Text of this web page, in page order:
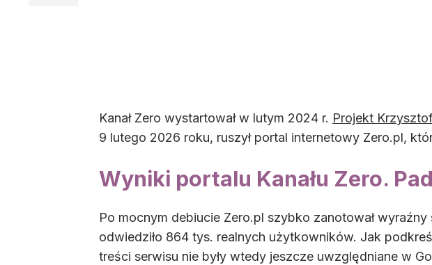
Kanał Zero wystartował w lutym 2024 r. Projekt
9 lutego 2026 roku, ruszył portal internetowy Zero.pl,
Wyniki portalu Kanału Zero.
Po mocnym debiucie Zero.pl szybko zanotował
odwiedziło 864 tys. realnych użytkowników. Jak
treści serwisu nie były wtedy jeszcze uwzględniane w